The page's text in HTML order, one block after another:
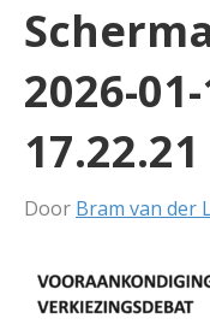
2026-
17.22.21
Door Bram van der